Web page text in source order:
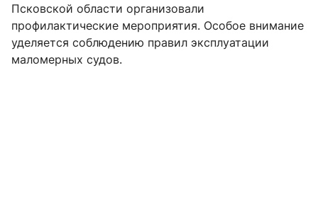
Псковской области организовали
профилактические мероприятия. Особое внимание
уделяется соблюдению правил эксплуатации
маломерных судов.